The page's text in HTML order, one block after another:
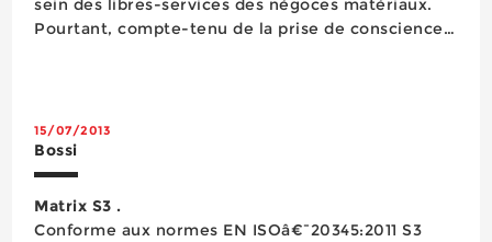
sein des libres-services des négoces matériaux.
Pourtant, compte-tenu de la prise de conscience
15/07/2013
Bossi
Matrix S3 .
Conforme aux normes EN ISOâ€¯20345:2011 S3